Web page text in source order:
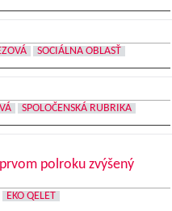
SOCIÁLNA OBLASŤ
SPOLOČENSKÁ RUBRIKA
polroku zvýšený
EKO QELET